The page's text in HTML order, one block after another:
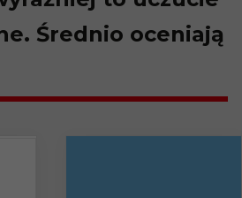
Średnio oceniają